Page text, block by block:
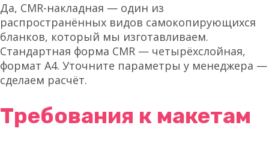
Да, CMR-накладная — один из
распространённых видов самокопирующихся
бланков, который мы изготавливаем.
Стандартная форма CMR — четырёхслойная,
формат А4. Уточните параметры у менеджера —
сделаем расчёт.
Требования к макетам